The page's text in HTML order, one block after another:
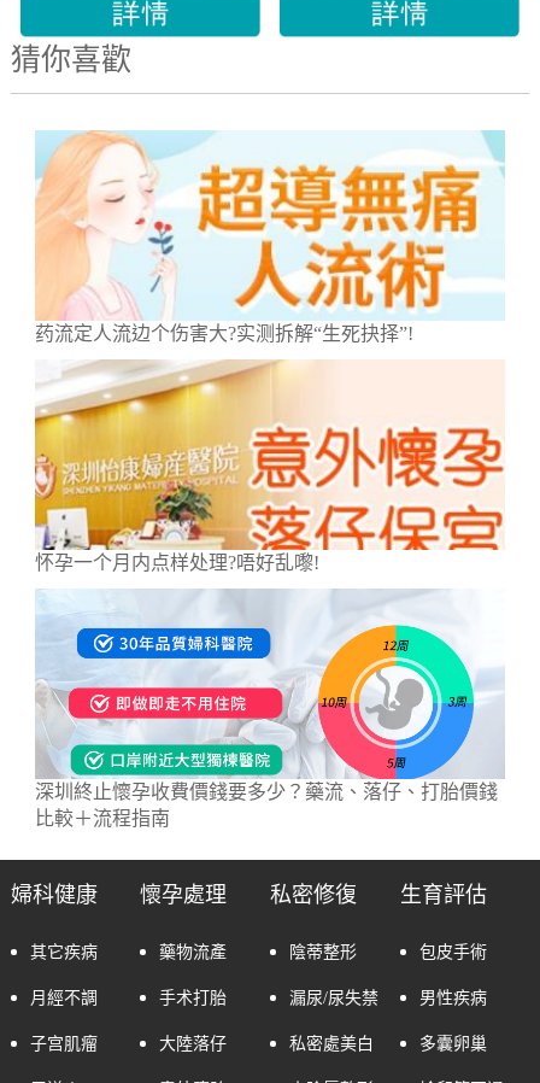
猜你喜歡
药流定人流边个伤害大?实测拆解“生死抉择”!
怀孕一个月内点样处理?唔好乱嚟!
深圳終止懷孕收費價錢要多少？藥流、落仔、打胎價錢
比較＋流程指南
婦科健康
其它疾病
月經不調
子宫肌瘤
懷孕處理
藥物流產
手术打胎
大陸落仔
私密修復
陰蒂整形
漏尿/尿失禁
私密處美白
生育評估
包皮手術
男性疾病
多囊卵巢